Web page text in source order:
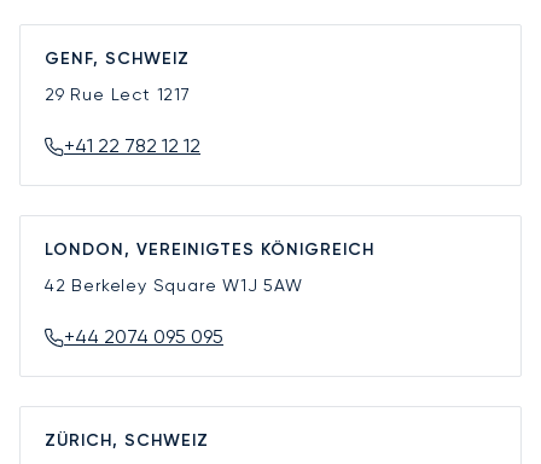
GENF, SCHWEIZ
29 Rue Lect 1217
+41 22 782 12 12
LONDON, VEREINIGTES KÖNIGREICH
42 Berkeley SquareW1J 5AW
+44 2074 095 095
ZÜRICH, SCHWEIZ